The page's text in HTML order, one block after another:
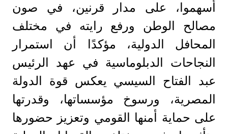
أسهموا، على مدار قرنين، في صون
مصالح الوطن ورفع رايته في مختلف
المحافل الدولية، مؤكدًا أن استمرار
النجاحات الدبلوماسية في عهد الرئيس
عبد الفتاح السيسي يعكس قوة الدولة
المصرية، ورسوخ مؤسساتها، وقدرتها
على حماية أمنها القومي وتعزيز حضورها